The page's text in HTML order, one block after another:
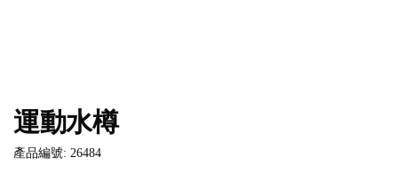
運動水樽
產品編號: 26484